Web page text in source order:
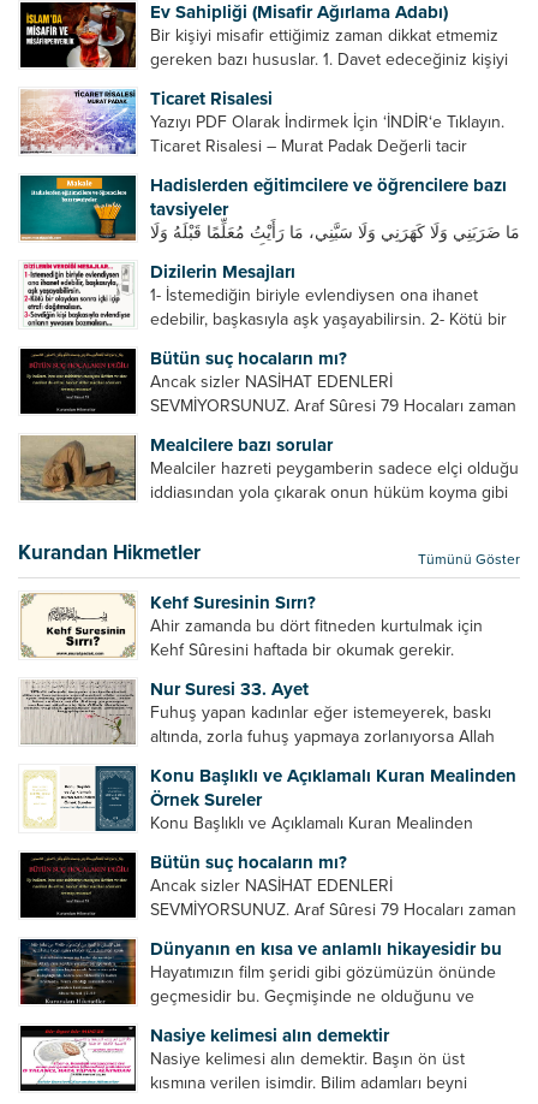
Ev Sahipliği (Misafir Ağırlama Adabı)
Bir kişiyi misafir ettiğimiz zaman dikkat etmemiz
gereken bazı hususlar. 1. Davet edeceğiniz kişiyi
önce, bir hafta önce veya gün içinde davet edin....
Ticaret Risalesi
Yazıyı PDF Olarak İndirmek İçin ‘İNDİR‘e Tıklayın.
Ticaret Risalesi – Murat Padak Değerli tacir
ticaret yapmaktır. Peygamber efendimiz de ticaret
yapmıştır. Hz. Hatice...
Hadislerden eğitimcilere ve öğrencilere bazı
tavsiyeler
مَا ضَرَبَنِي وَلَا كَهَرَنِي وَلَا سَبَّنِي، مَا رَأَيْتُ مُعَلِّمًا قَبْلَهُ وَلَا
ve sellem beni dövmedi, azarlamadı ve bana
sövmedi. Ben ne ondan önce...
Dizilerin Mesajları
1- İstemediğin biriyle evlendiysen ona ihanet
edebilir, başkasıyla aşk yaşayabilirsin. 2- Kötü bir
Sevdiğin kişi başkasıyla evlendiyse onların
yuvasını bozmalısın. 4- Hiçbir dizide...
Bütün suç hocaların mı?
Ancak sizler NASİHAT EDENLERİ
SEVMİYORSUNUZ. Araf Sûresi 79 Hocaları zaman
geliştirmeleri hususunda bazen açık bazen gizli
tenkitlerde bulunmuşuzdur. Örneğin hocalarda
olması gereken hususları sıralar ve...
Mealcilere bazı sorular
Mealciler hazreti peygamberin sadece elçi olduğu
iddiasından yola çıkarak onun hüküm koyma gibi
elçilik yaptığı makam adına teşri yapamaz. Sadece
elçi kelimesinin manasından...
Kurandan Hikmetler Tümünü Göster
Kehf Suresinin Sırrı?
Ahir zamanda bu dört fitneden kurtulmak için
Kehf Sûresini haftada bir okumak gerekir.
din algısı, yanlış din öğreten hoca algısını yenmek
vb. Dini doğru...
Nur Suresi 33. Ayet
Fuhuş yapan kadınlar eğer istemeyerek, baskı
altında, zorla fuhuş yapmaya zorlanıyorsa Allah
cariyelerinizi dünya hayatının menfaatini elde
etmek için fuhuş yapmaya zorlamayın. Her...
Konu Başlıklı ve Açıklamalı Kuran Mealinden
Örnek Sureler
Konu Başlıklı ve Açıklamalı Kuran Mealinden
Bütün suç hocaların mı?
Ancak sizler NASİHAT EDENLERİ
SEVMİYORSUNUZ. Araf Sûresi 79 Hocaları zaman
geliştirmeleri hususunda bazen açık bazen gizli
tenkitlerde bulunmuşuzdur. Örneğin hocalarda
olması gereken hususları sıralar ve...
Dünyanın en kısa ve anlamlı hikayesidir bu
Hayatımızın film şeridi gibi gözümüzün önünde
geçmesidir bu. Geçmişinde ne olduğunu ve
âyetlere baksın. Hayatı özetler misin sorusuna
verilebilecek en kısa ve bir o...
Nasiye kelimesi alın demektir
Nasiye kelimesi alın demektir. Başın ön üst
kısmına verilen isimdir. Bilim adamları beyni